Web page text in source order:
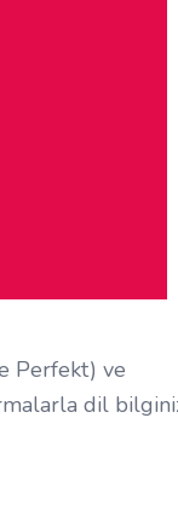
Perfekt) ve
dil